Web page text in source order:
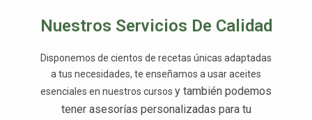
Nuestros Servicios De Calidad
Disponemos de cientos de recetas únicas adaptadas
a tus necesidades, te enseñamos a usar aceites
esenciales en nuestros cursos y también podemos
tener asesorías personalizadas para tu